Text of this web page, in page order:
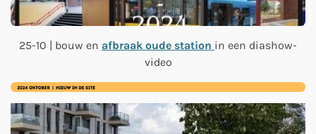
25-10 | bouw en afbraak oude station in een diashow-
video